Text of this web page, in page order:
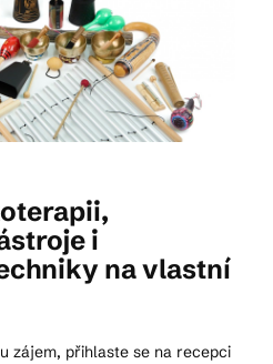
EN DEi
na vlastní
zájem, přihlaste se na recepci